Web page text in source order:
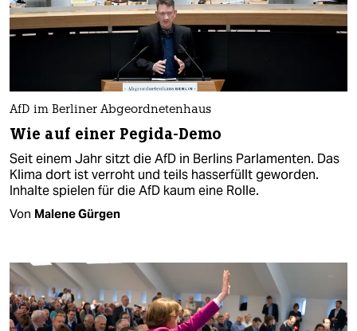
AfD im Berliner Abgeordnetenhaus
Wie auf einer Pegida-Demo
Seit einem Jahr sitzt die AfD in Berlins Parlamenten. Das
Klima dort ist verroht und teils hasserfüllt geworden.
Inhalte spielen für die AfD kaum eine Rolle.
Von Malene Gürgen